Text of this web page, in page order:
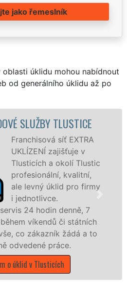
jako řemeslník
oblasti úklidu mohou nabídnout
od generálního úklidu až po
v
Tlustic
firmy
7
a to
ÚKLIDOVÁ
nabízíme pro
státní podniky,
Středočeském